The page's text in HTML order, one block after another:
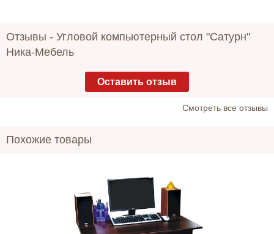
Отзывы - Угловой компьютерный стол "Сатурн"
Ника-Мебель
Оставить отзыв
Cмотреть все отзывы
Похожие товары